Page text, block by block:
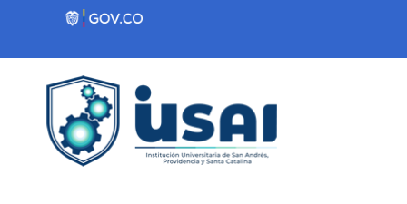
Contenido inicial